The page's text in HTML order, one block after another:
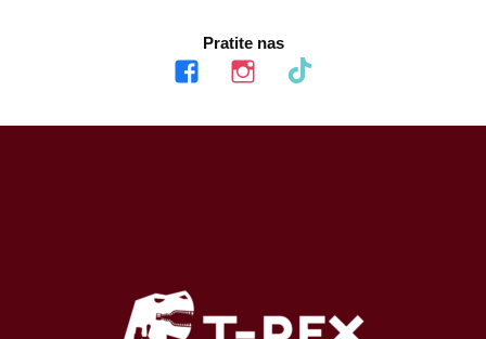
Pratite nas
facebook instagram tiktok